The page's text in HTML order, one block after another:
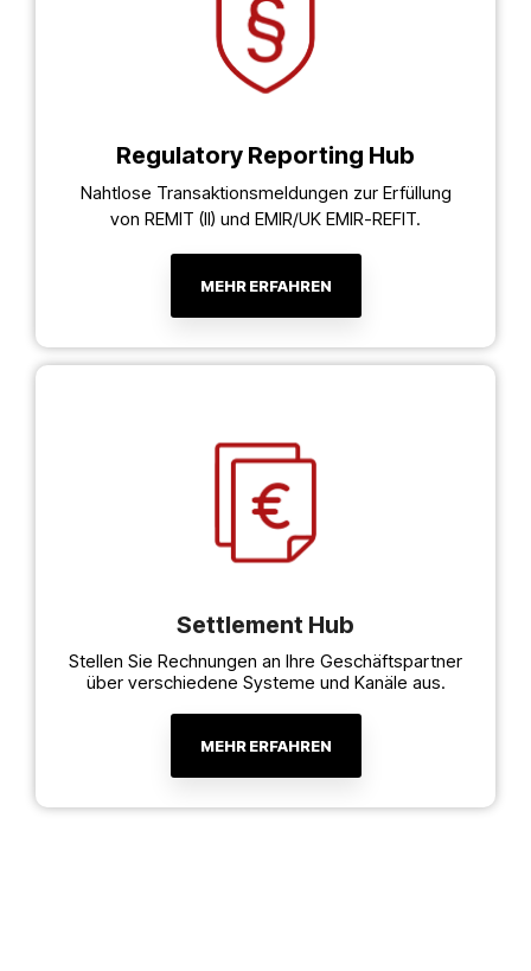
Regulatory Reporting Hub
Nahtlose Transaktionsmeldungen zur Erfüllung
von REMIT (II) und EMIR/UK EMIR-REFIT.
MEHR ERFAHREN
Settlement Hub
Stellen Sie Rechnungen an Ihre Geschäftspartner
über verschiedene Systeme und Kanäle aus.
MEHR ERFAHREN